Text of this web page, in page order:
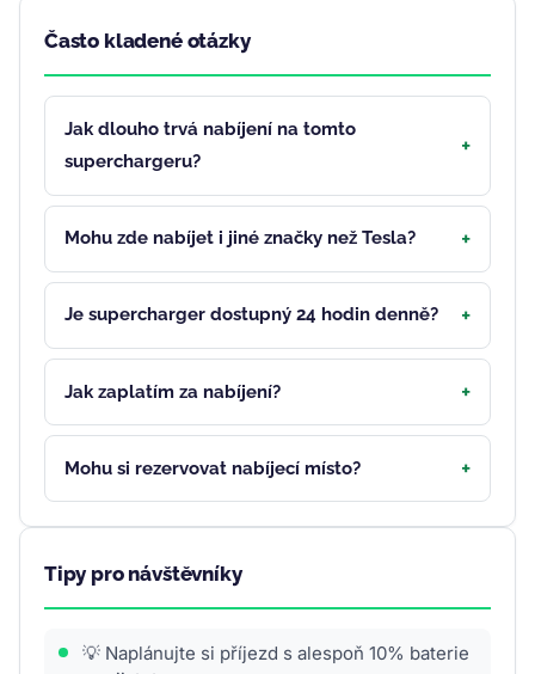
Často kladené otázky
Jak dlouho trvá nabíjení na tomto
superchargeru?
Mohu zde nabíjet i jiné značky než Tesla?
Je supercharger dostupný 24 hodin denně?
Jak zaplatím za nabíjení?
Mohu si rezervovat nabíjecí místo?
Tipy pro návštěvníky
💡 Naplánujte si příjezd s alespoň 10% baterie